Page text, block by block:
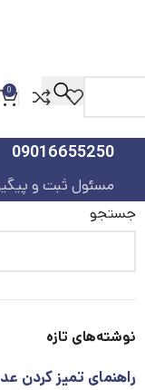
0
09016655250
مسئول ثبت و
جستجو
نوشته‌های تازه
راهنمای تمیز کردن